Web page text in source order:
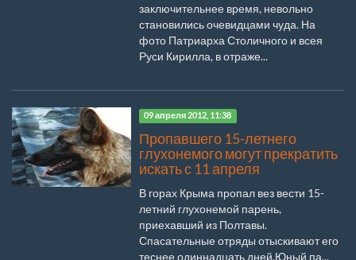
заключительнее время, невольно
становились очевидцами чуда. На
фото Патриарха Столичного и всея
Руси Кирилла, в отраже...
09 апреля 2012, 11:38
Пропавшего 15-летнего
глухонемого могут прекратить
искать с 11 апреля
В горах Крыма пропал вез вести 15-
летний глухонемой парень,
приехавший из Полтавы.
Спасательные отряды отыскивают его
теснее одиннадцать дней.Юный па...